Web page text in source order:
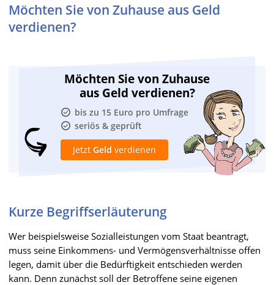
Möchten Sie von Zuhause aus Geld
verdienen?
Möchten Sie von Zuhause
aus Geld verdienen?
bis zu 15 Euro pro Umfrage
seriös & geprüft
Jetzt Geld verdienen
Kurze Begriffserläuterung
Wer beispielsweise Sozialleistungen vom Staat beantragt,
muss seine Einkommens- und Vermögensverhältnisse offen
legen, damit über die Bedürftigkeit entschieden werden
kann. Denn zunächst soll der Betroffene seine eigenen